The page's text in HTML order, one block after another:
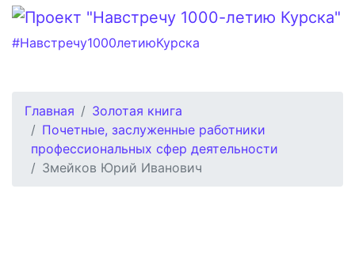
#Навстречу1000летиюКурска
Главная
Золотая книга
Почетные, заслуженные работники
профессиональных сфер деятельности
Змейков Юрий Иванович